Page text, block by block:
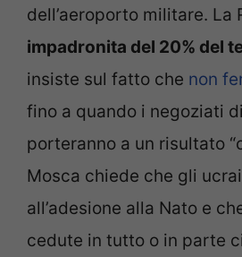
dell’aeroporto militare. La
impadronita del 20% del
insiste sul fatto che non
fino a quando i negoziati
porteranno a un risultato
Mosca chiede che gli
all’adesione alla Nato e
cedute in tutto o in parte